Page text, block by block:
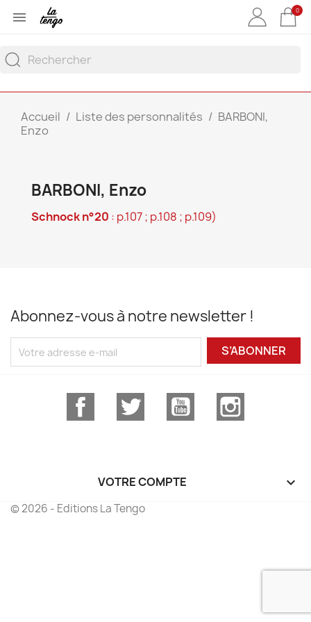
 0
Accueil Liste des personnalités
BARBONI,
Enzo
BARBONI, Enzo
Schnock n°20 : p.107 ; p.108 ; p.109)
Abonnez-vous à notre newsletter !
S’ABONNER
Facebook Twitter YouTube
VOTRE COMPTE 
© 2026 - Editions La Tengo